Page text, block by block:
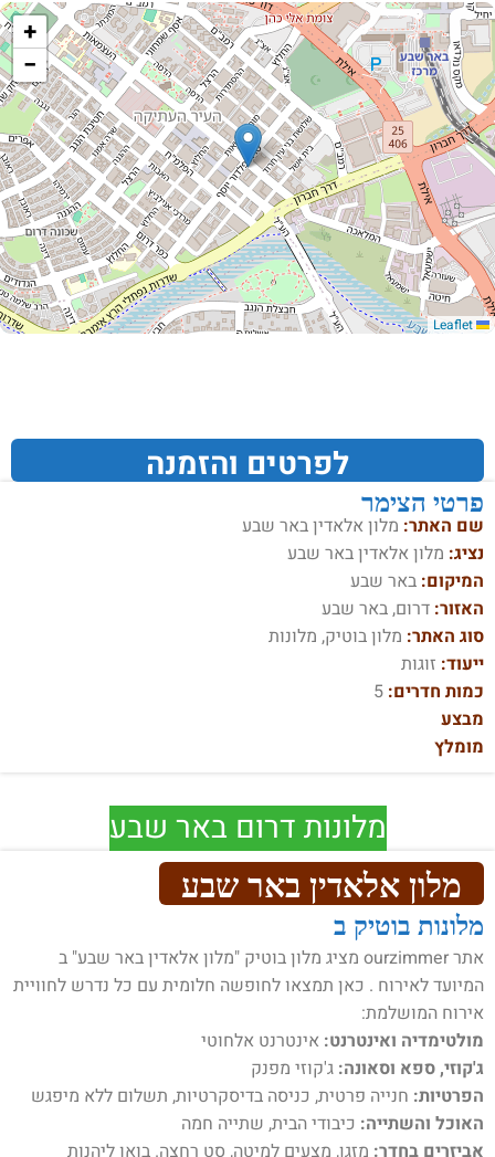
+
−
לפרטים והזמנה
פרטי הצימר
שם האתר: מלון אלאדין באר שבע
נציג: מלון אלאדין באר שבע
המיקום: באר שבע
האזור: דרום, באר שבע
סוג האתר: מלון בוטיק, מלונות
ייעוד: זוגות
כמות חדרים: 5
מבצע
מומלץ
מלונות דרום באר שבע
מלון אלאדין באר שבע
מלונות בוטיק ב
אתר ourzimmer מציג מלון בוטיק "מלון אלאדין באר שבע" ב
המיועד לאירוח . כאן תמצאו לחופשה חלומית עם כל נדרש לחוויית
אירוח המושלמת:
מולטימדיה ואינטרנט: אינטרנט אלחוטי
ג'קוזי, ספא וסאונה: ג'קוזי מפנק
הפרטיות: חנייה פרטית, כניסה בדיסקרטיות, תשלום ללא מיפגש
האוכל והשתייה: כיבודי הבית, שתייה חמה
אביזרים בחדר: מזגן, מצעים למיטה, סט רחצה. בואו ליהנות